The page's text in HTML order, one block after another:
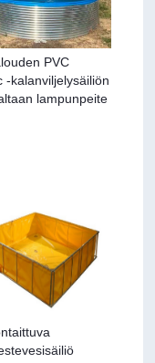
PVC
-kalanviljelysäiliön
lampunpeite